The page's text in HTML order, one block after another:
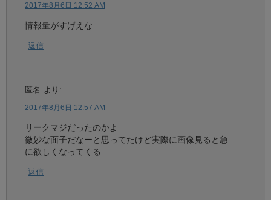
2017年8月6日 12:52 AM
情報量がすげえな
返信
匿名 より:
2017年8月6日 12:57 AM
リークマジだったのかよ
微妙な面子だなーと思ってたけど実際に画像見ると急
に欲しくなってくる
返信